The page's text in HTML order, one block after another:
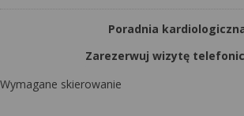
Poradnia
Zarezerwuj wizytę
Wymagane skierowanie